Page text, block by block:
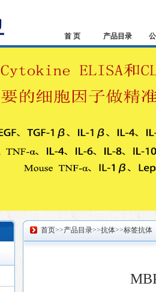
首 页 产品目录
首页>>产品目录>>抗体>>标签抗体